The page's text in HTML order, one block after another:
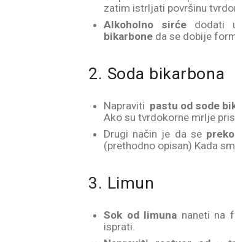
zatim istrljati površinu
Alkoholno sirćedodati u
bikarbone da se dobije
2. Soda bikarbona
Napraviti pastu od sode
Ako su tvrdokorne mrlje
Drugi način je da se
(prethodno opisan) Kada
3. Limun
Sok od limuna naneti na
isprati.